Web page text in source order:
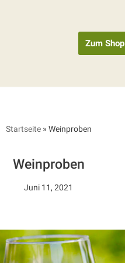
Zum Shop
Startseite» Weinproben
Weinproben
Juni 11, 2021